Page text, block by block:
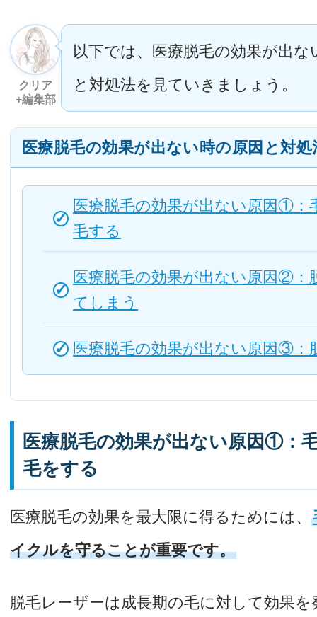
クリア
+編集部
以下では、医療脱毛の効果が出
と対処法を見ていきましょう。
医療脱毛の効果が出ない時の原因と対処
医療脱毛の効果が出ない原因①：
毛する
医療脱毛の効果が出ない原因②：
てしまう
医療脱毛の効果が出ない原因③：
医療脱毛の効果が出ない原因①：
毛をする
医療脱毛の効果を最大限に得るためには、
イクルを守ることが重要です。
脱毛レーザーは成長期の毛に対して効果